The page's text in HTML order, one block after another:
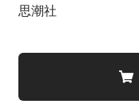
思潮社